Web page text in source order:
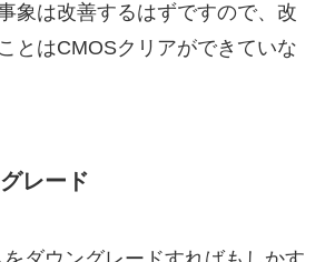
象は改善するはずですので、改
とはCMOSクリアができていな
レード